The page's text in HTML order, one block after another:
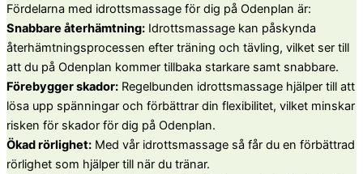
Fördelarna med idrottsmassage för dig på Odenplan är:
Snabbare återhämtning: Idrottsmassage kan påskynda
återhämtningsprocessen efter träning och tävling, vilket ser till
att du på Odenplan kommer tillbaka starkare samt snabbare.
Förebygger skador: Regelbunden idrottsmassage hjälper till att
lösa upp spänningar och förbättrar din flexibilitet, vilket minskar
risken för skador för dig på Odenplan.
Ökad rörlighet: Med vår idrottsmassage så får du en förbättrad
rörlighet som hjälper till när du tränar.